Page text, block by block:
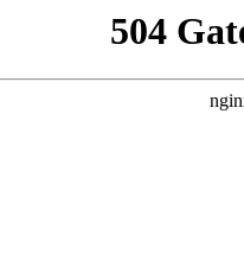
504